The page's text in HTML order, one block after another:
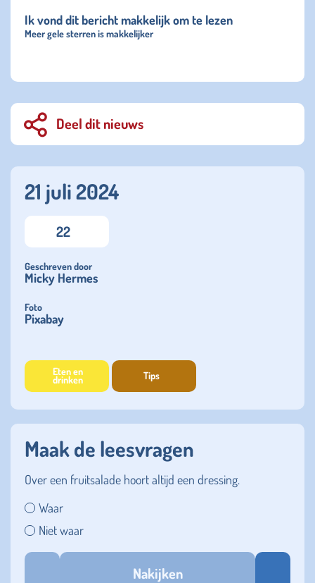
Ik vond dit bericht makkelijk om te lezen
Meer gele sterren is makkelijker
Deel dit nieuws
21 juli 2024
22
Geschreven door
Micky Hermes
Foto
Pixabay
Eten en
drinken Tips
Maak de leesvragen
Over een fruitsalade hoort altijd een dressing.
Waar
Niet waar
Nakijken